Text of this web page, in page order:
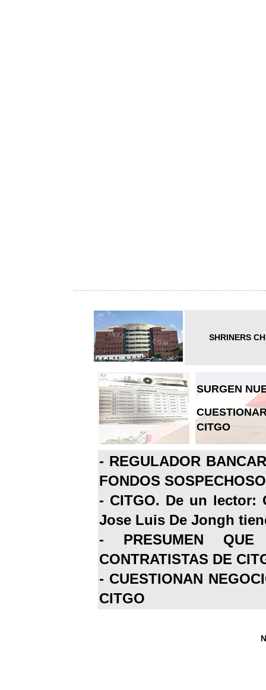
SHRINERS
SURGEN
CITGO
- REGULADOR
FONDOS
- CITGO. De un lector:
Jose Luis De Jongh
- PRESUMEN
CONTRATISTAS DE
- CUESTIONAN
CITGO